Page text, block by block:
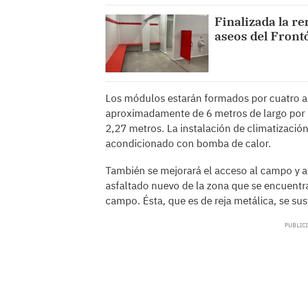
Finalizada la
aseos del
Los módulos estarán formados por cuatro
aproximadamente de 6 metros de largo
2,27 metros. La instalación de
acondicionado con bomba de calor.
También se mejorará el acceso al campo y
asfaltado nuevo de la zona que se
campo. Ésta, que es de reja metálica, se